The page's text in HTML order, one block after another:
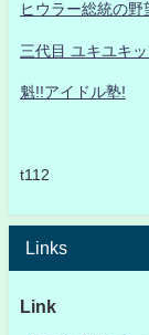
ヒウラー総統の野
三代目 ユキユキ
魁!!アイドル塾!
t112
Links
Link